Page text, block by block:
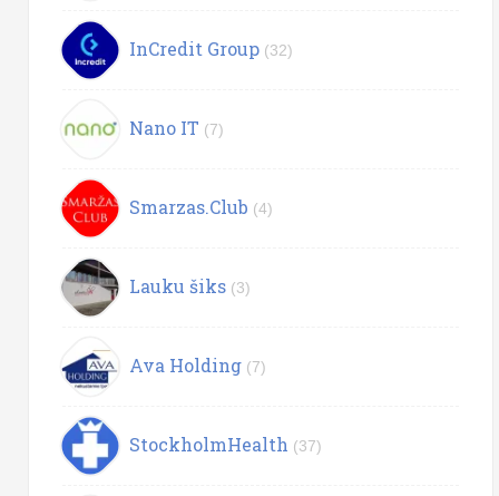
InCredit Group (32)
Nano IT (7)
Smarzas.Club (4)
Lauku šiks (3)
Ava Holding (7)
StockholmHealth (37)